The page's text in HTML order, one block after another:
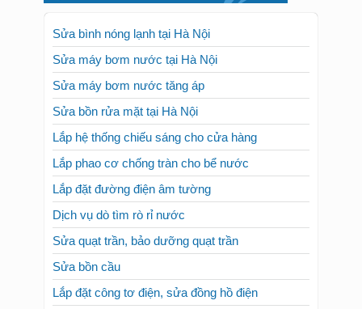
Sửa bình nóng lạnh tại Hà Nội
Sửa máy bơm nước tại Hà Nội
Sửa máy bơm nước tăng áp
Sửa bồn rửa mặt tại Hà Nội
Lắp hệ thống chiếu sáng cho cửa hàng
Lắp phao cơ chống tràn cho bể nước
Lắp đặt đường điện âm tường
Dịch vụ dò tìm rò rỉ nước
Sửa quạt trần, bảo dưỡng quạt trần
Sửa bồn cầu
Lắp đặt công tơ điện, sửa đồng hồ điện